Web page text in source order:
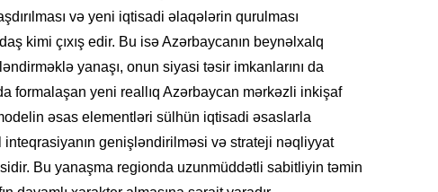
və yeni iqtisadi əlaqələrin qurulması
kimi çıxış edir. Bu isə Azərbaycanın beynəlxalq
yanaşı, onun siyasi təsir imkanlarını da
formalaşan yeni reallıq Azərbaycan mərkəzli inkişaf
əsas elementləri sülhün iqtisadi əsaslarla
genişləndirilməsi və strateji nəqliyyat
Bu yanaşma regionda uzunmüddətli sabitliyin təmin